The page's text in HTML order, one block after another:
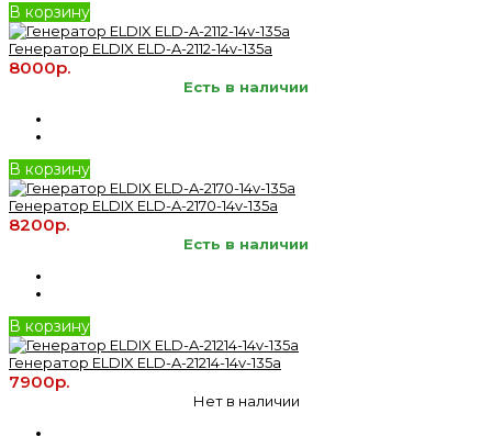
В корзину
Генератор ELDIX ELD-A-2112-14v-135a
8000р.
Есть в наличии
В корзину
Генератор ELDIX ELD-A-2170-14v-135a
8200р.
Есть в наличии
В корзину
Генератор ELDIX ELD-A-21214-14v-135a
7900р.
Нет в наличии